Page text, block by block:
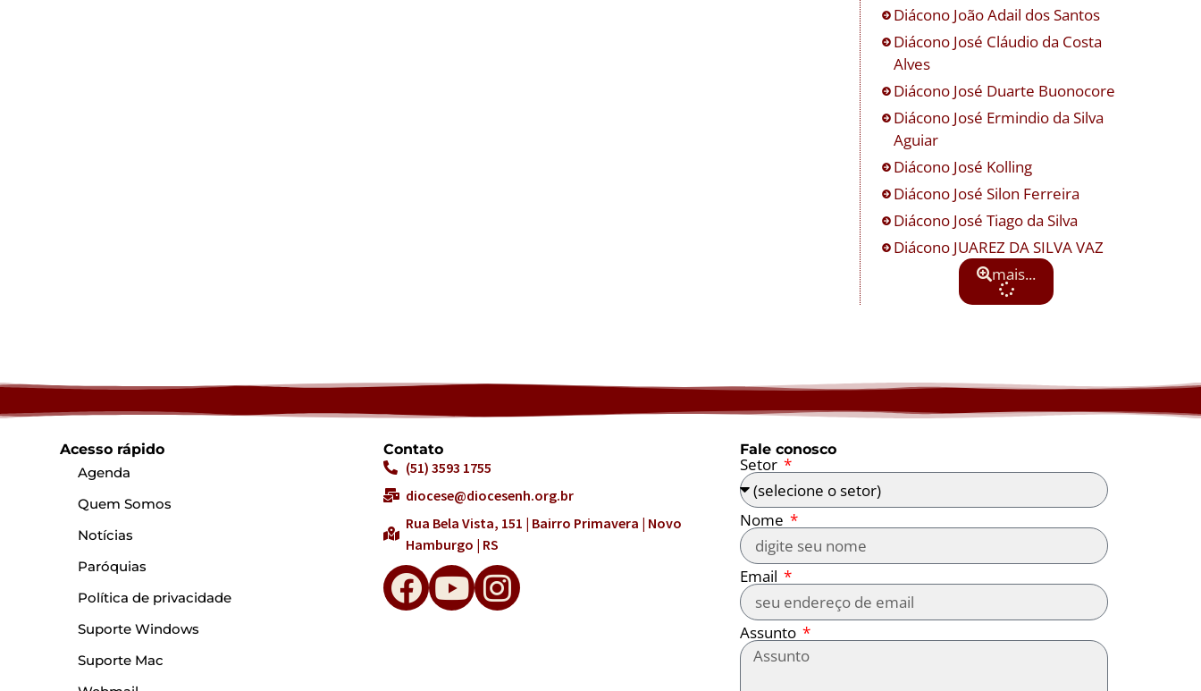
Diácono João Adail dos Santos
Diácono José Cláudio da Costa
Alves
Diácono José Duarte Buonocore
Diácono José Ermindio da Silva
Aguiar
Diácono José Kolling
Diácono José Silon Ferreira
Diácono José Tiago da Silva
Diácono JUAREZ DA SILVA VAZ
mais...
Acesso rápido
Agenda
Quem Somos
Notícias
Paróquias
Política de privacidade
Suporte Windows
Suporte Mac
Contato
(51) 3593 1755
diocese@diocesenh.org.br
Rua Bela Vista, 151 | Bairro Primavera | Novo
Hamburgo | RS
Fale conosco
Setor
Nome
Email
Assunto